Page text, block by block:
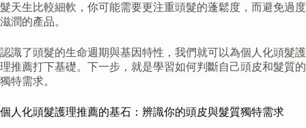
髮天生比較細軟，你可能需要更注重頭髮的蓬鬆度，而避免過度
滋潤的產品。
認識了頭髮的生命週期與基因特性，我們就可以為個人化頭髮護
理推薦打下基礎。下一步，就是學習如何判斷自己頭皮和髮質的
獨特需求。
個人化頭髮護理推薦的基石：辨識你的頭皮與髮質獨特需求